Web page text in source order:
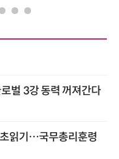
벌 3강 동력 꺼져간다
읽기…국무총리훈령